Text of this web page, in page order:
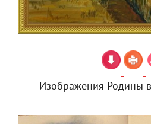
Изображения Родины